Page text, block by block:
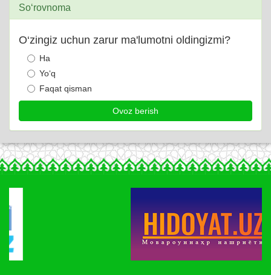
So‘rovnoma
O‘zingiz uchun zarur ma'lumotni oldingizmi?
Ha
Yo‘q
Faqat qisman